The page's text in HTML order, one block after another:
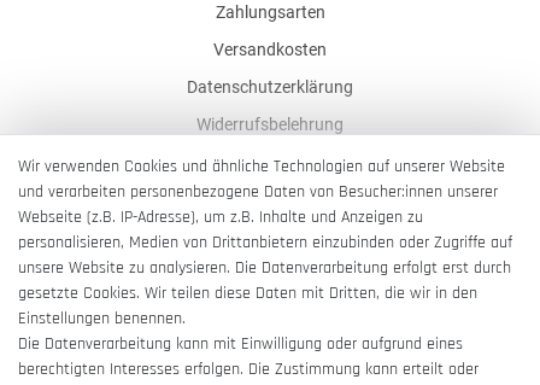
Zahlungsarten
Versandkosten
Datenschutzerklärung
Widerrufsbelehrung
AGB
Impressum
Barrierefreiheitserklärung
Vertrag widerrufen
Wir verwenden Cookies und ähnliche Technologien auf unserer Website
und verarbeiten personenbezogene Daten von Besucher:innen unserer
Webseite (z.B. IP-Adresse), um z.B. Inhalte und Anzeigen zu
personalisieren, Medien von Drittanbietern einzubinden oder Zugriffe auf
unsere Website zu analysieren. Die Datenverarbeitung erfolgt erst durch
gesetzte Cookies. Wir teilen diese Daten mit Dritten, die wir in den
Einstellungen benennen.
Die Datenverarbeitung kann mit Einwilligung oder aufgrund eines
berechtigten Interesses erfolgen. Die Zustimmung kann erteilt oder